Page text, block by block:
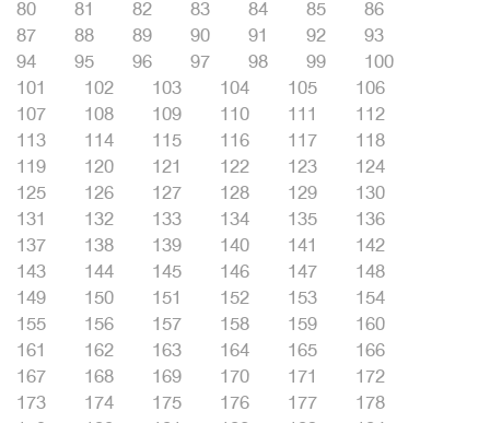
80
81 82 83 84 85
86
87
88 89 90 91 92
93
94
95 96 97 98 99
100
101
102 103 104 105
106
107
108 109 110 111
112
113
114 115 116 117
118
119
120 121 122 123
124
125
126 127 128 129
130
131
132 133 134 135
136
137
138 139 140 141
142
143
144 145 146 147
148
149
150 151 152 153
154
155
156 157 158 159
160
161
162 163 164 165
166
167
168 169 170 171
172
173
174 175 176 177
178